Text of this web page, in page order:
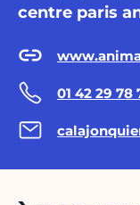
centre paris
01 42 29 78